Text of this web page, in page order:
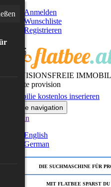
Anmelden
Wunschliste
Registrieren
PROVISIONSFREIE
gesamte provision
Immobilie kostenlos inserieren
Toggle navigation
German
English
German
DIE SUCHMASCHINE FÜR
MIT FLATBEE SPARST